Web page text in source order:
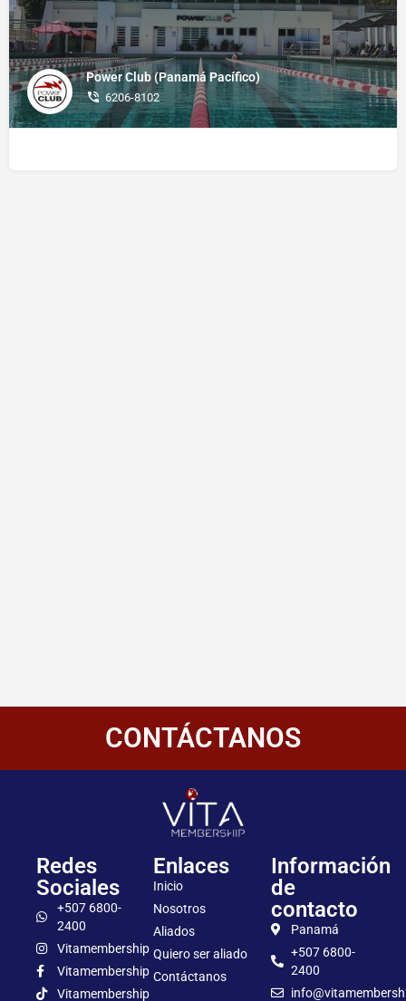
Power Club (Panamá Pacífico)
6206-8102
CONTÁCTANOS
Redes
Sociales
+507 6800-
2400
Vitamembership
Vitamembership
Vitamembership
Enlaces
Inicio
Nosotros
Aliados
Quiero ser aliado
Contáctanos
Información
de
contacto
Panamá
+507 6800-
2400